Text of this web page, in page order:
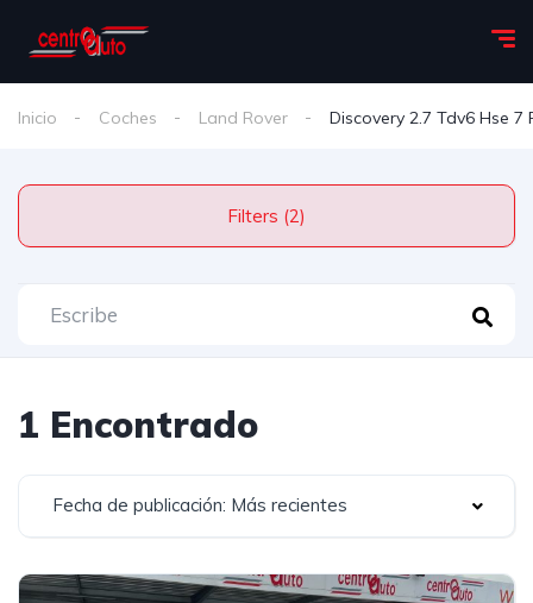
Inicio Coches Land Rover Discovery 2.7 Tdv6 Hse 7
Filters (2)
1 Encontrado
Fecha de publicación: Más recientes